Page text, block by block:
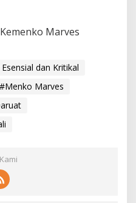
Marves
dan Kritikal
#Menko Marves